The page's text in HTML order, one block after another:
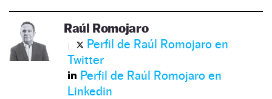
Raúl Romojaro
Perfil de Raúl Romojaro en
Twitter
Perfil de Raúl Romojaro en
Linkedin